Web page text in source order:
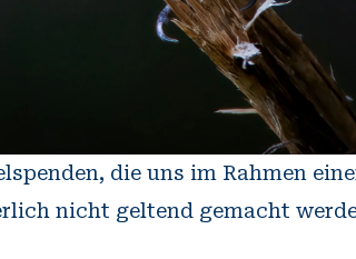
die uns im Rahmen
nicht geltend gemacht